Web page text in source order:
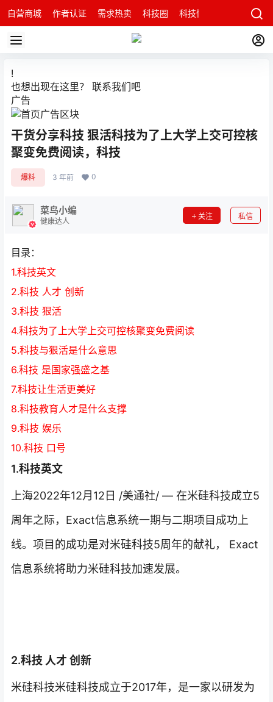
自营商城 作者认证 需求热卖 科技圈 科技快讯 智能科技问
!
也想出现在这里？ 联系我们吧
广告
干货分享科技 狠活科技为了上大学上交可控核
聚变免费阅读，科技
爆料 3 年前 0
菜鸟小编
健康达人
关注 私信
目录：
1.科技英文
2.科技 人才 创新
3.科技 狠活
4.科技为了上大学上交可控核聚变免费阅读
5.科技与狠活是什么意思
6.科技 是国家强盛之基
7.科技让生活更美好
8.科技教育人才是什么支撑
9.科技 娱乐
10.科技 口号
1.科技英文
上海2022年12月12日 /美通社/ — 在米硅科技成立5
周年之际，Exact信息系统一期与二期项目成功上
线。项目的成功是对米硅科技5周年的献礼， Exact
信息系统将助力米硅科技加速发展。
2.科技 人才 创新
米硅科技米硅科技成立于2017年，是一家以研发为